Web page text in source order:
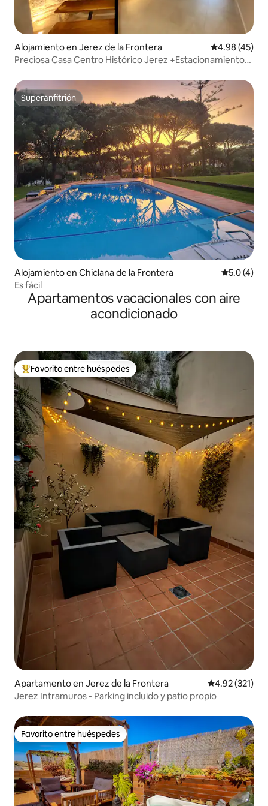
Alojamiento en Jerez de la Frontera Calificación
4.98 (45)
Preciosa Casa Centro Histórico Jerez +Estacionamiento
Superanfitrión
Superanfitrión
Alojamiento en Chiclana de la Frontera
5.0 (4)
Es fácil
Apartamentos vacacionales con aire
acondicionado
Favorito entre huéspedes preferido
Favorito entre huéspedes
Apartamento en Jerez de la Frontera Calificación
4.92 (321)
Jerez Intramuros - Parking incluido y patio propio
Favorito entre huéspedes
Favorito entre huéspedes